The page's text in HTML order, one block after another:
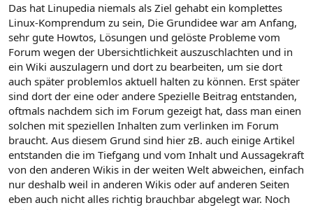
Das hat Linupedia niemals als Ziel gehabt ein komplettes
Linux-Komprendum zu sein, Die Grundidee war am Anfang,
sehr gute Howtos, Lösungen und gelöste Probleme vom
Forum wegen der Ubersichtlichkeit auszuschlachten und in
ein Wiki auszulagern und dort zu bearbeiten, um sie dort
auch später problemlos aktuell halten zu können. Erst später
sind dort der eine oder andere Spezielle Beitrag entstanden,
oftmals nachdem sich im Forum gezeigt hat, dass man einen
solchen mit speziellen Inhalten zum verlinken im Forum
braucht. Aus diesem Grund sind hier zB. auch einige Artikel
entstanden die im Tiefgang und vom Inhalt und Aussagekraft
von den anderen Wikis in der weiten Welt abweichen, einfach
nur deshalb weil in anderen Wikis oder auf anderen Seiten
eben auch nicht alles richtig brauchbar abgelegt war. Noch